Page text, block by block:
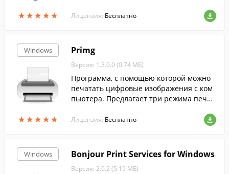
★★★★★
★★★★★ Лицензия: Бесплатно
Windows
★★★★★
★★★★★
Primg
Версия: 1.3.0.0 (0.74 МБ)
Программа, с помощью которой можно
печатать цифровые изображения с ком
пьютера. Предлагает три режима печат
Лицензия: Бесплатно
Windows Bonjour Print Services for Windows
Версия: 2.0.2 (5.19 МБ)